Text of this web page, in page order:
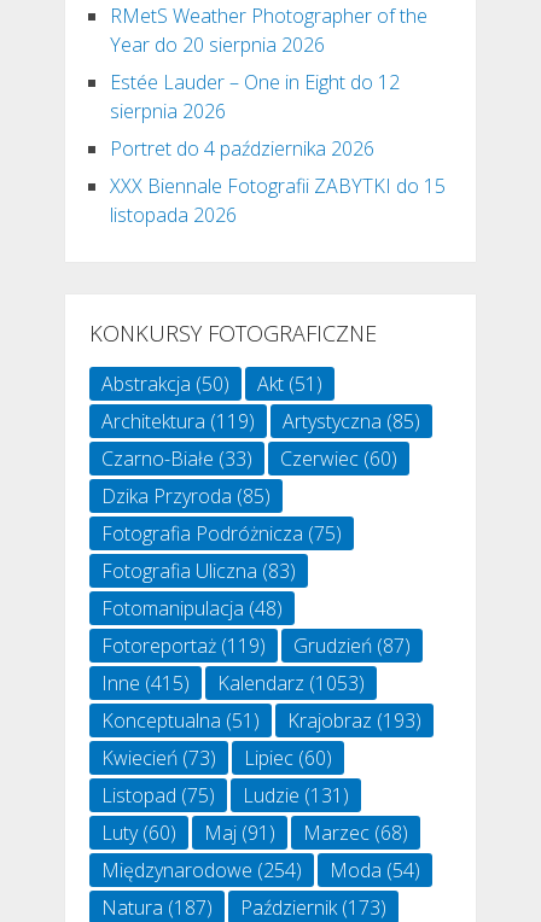
RMetS Weather Photographer of the
Year do 20 sierpnia 2026
Estée Lauder – One in Eight do 12
sierpnia 2026
Portret do 4 października 2026
XXX Biennale Fotografii ZABYTKI do 15
listopada 2026
KONKURSY FOTOGRAFICZNE
Abstrakcja (50) Akt(51)
Architektura (119) Artystyczna (85)
Czarno-Białe (33) Czerwiec(60)
Dzika Przyroda (85)
Fotografia Podróżnicza (75)
Fotografia Uliczna (83)
Fotomanipulacja (48)
Fotoreportaż(119) Grudzień(87)
Inne (415) Kalendarz (1053)
Konceptualna (51) Krajobraz (193)
Kwiecień(73) Lipiec(60)
Listopad (75) Ludzie (131)
Luty(60) Maj(91) Marzec(68)
Międzynarodowe (254) Moda (54)
Natura (187) Październik(173)